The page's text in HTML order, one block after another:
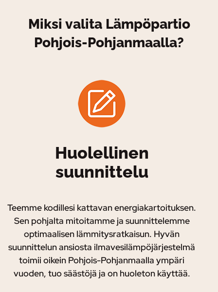
Miksi valita Lämpöpartio
Pohjois-Pohjanmaalla?
Huolellinen
suunnittelu
Teemme kodillesi kattavan energiakartoituksen.
Sen pohjalta mitoitamme ja suunnittelemme
optimaalisen lämmitysratkaisun. Hyvän
suunnittelun ansiosta ilmavesilämpöjärjestelmä
toimii oikein Pohjois-Pohjanmaalla ympäri
vuoden, tuo säästöjä ja on huoleton käyttää.